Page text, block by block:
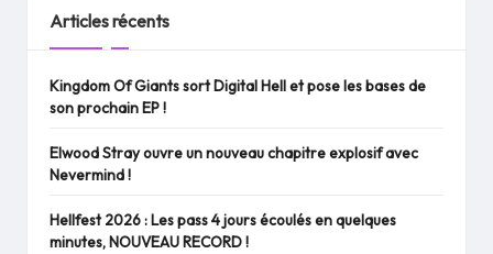
Articles récents
Kingdom Of Giants sort Digital Hell et pose les bases de
son prochain EP !
Elwood Stray ouvre un nouveau chapitre explosif avec
Nevermind !
Hellfest 2026 : Les pass 4 jours écoulés en quelques
minutes, NOUVEAU RECORD !